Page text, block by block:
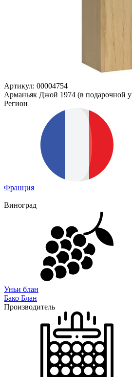
Артикул: 00004754
Арманьяк Джой 1974 (в подарочной
Регион
Франция
Виноград
Уньи блан
Бако Блан
Производитель